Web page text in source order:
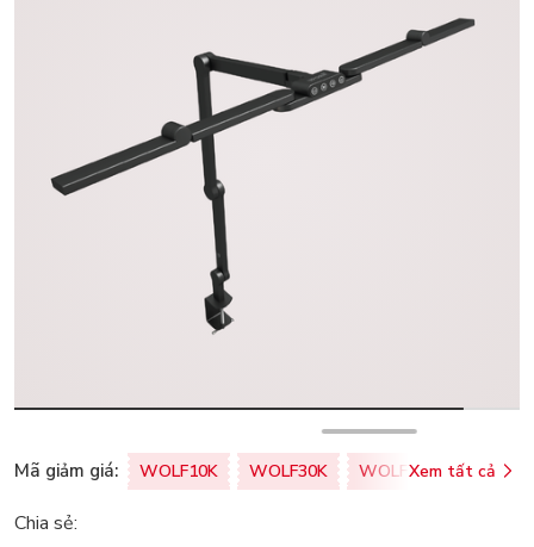
Mã giảm giá: WOLF10K WOLF30K WOLF50KXem tất cả
Chia sẻ: